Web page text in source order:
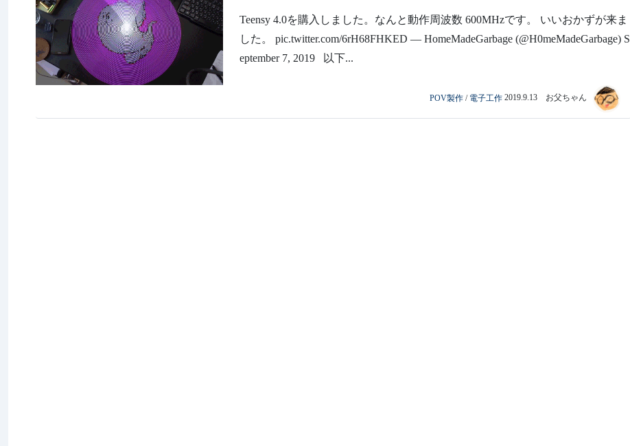
Teensy 4.0を購入しました。なんと動作周波数 600MHzです。 いいおかずが来ま
した。 pic.twitter.com/6rH68FHKED — HomeMadeGarbage (@H0meMadeGarbage) S
eptember 7, 2019 以下...
POV製作 / 電子工作 2019.9.13 お父ちゃん